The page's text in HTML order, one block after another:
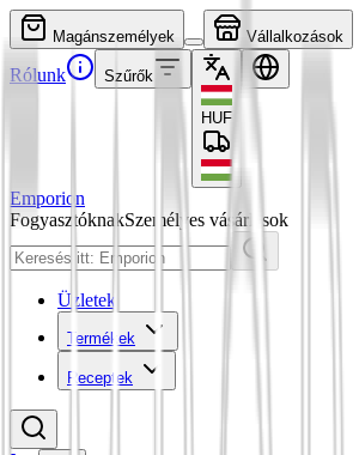
Magánszemélyek Vállalkozások
Rólunk Szűrők
HUF
Emporion
FogyasztóknakSzemélyes vásárlások
Üzletek
Termékek
Receptek